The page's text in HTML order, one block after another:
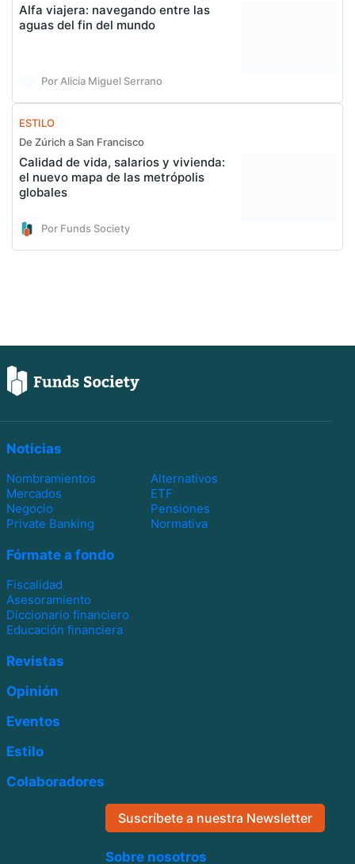
Alfa viajera: navegando entre las
aguas del fin del mundo
Por Alicia Miguel Serrano
ESTILO
De Zúrich a San Francisco
Calidad de vida, salarios y vivienda:
el nuevo mapa de las metrópolis
globales
Por Funds Society
Noticias
Nombramientos
Alternativos
Mercados
ETF
Negocio
Pensiones
Private Banking
Normativa
Fórmate a fondo
Fiscalidad
Asesoramiento
Diccionario financiero
Educación financiera
Revistas
Opinión
Eventos
Estilo
Colaboradores
Suscríbete a nuestra Newsletter
Sobre nosotros